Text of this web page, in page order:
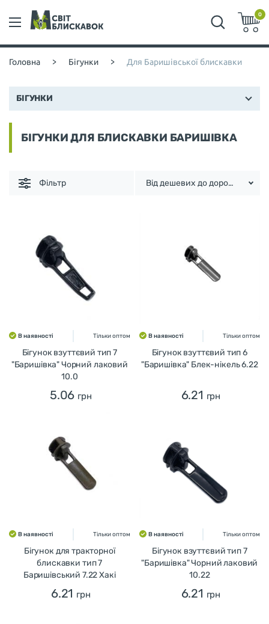
0
Головна > Бігунки > Для Баришівської блискавки
БІГУНКИ
БІГУНКИ ДЛЯ БЛИСКАВКИ БАРИШІВКА
Фільтр Від дешевих до дорогих
В наявності Тільки оптом
Бігунок взуттєвий тип 7
"Баришівка" Чорний лаковий
10.0
5.06 грн
В наявності Тільки оптом
Бігунок взуттєвий тип 6
"Баришівка" Блек-нікель 6.22
6.21 грн
В наявності Тільки оптом
Бігунок для тракторної
блискавки тип 7
Баришівський 7.22 Хакі
6.21 грн
В наявності Тільки оптом
Бігунок взуттєвий тип 7
"Баришівка" Чорний лаковий
10.22
6.21 грн